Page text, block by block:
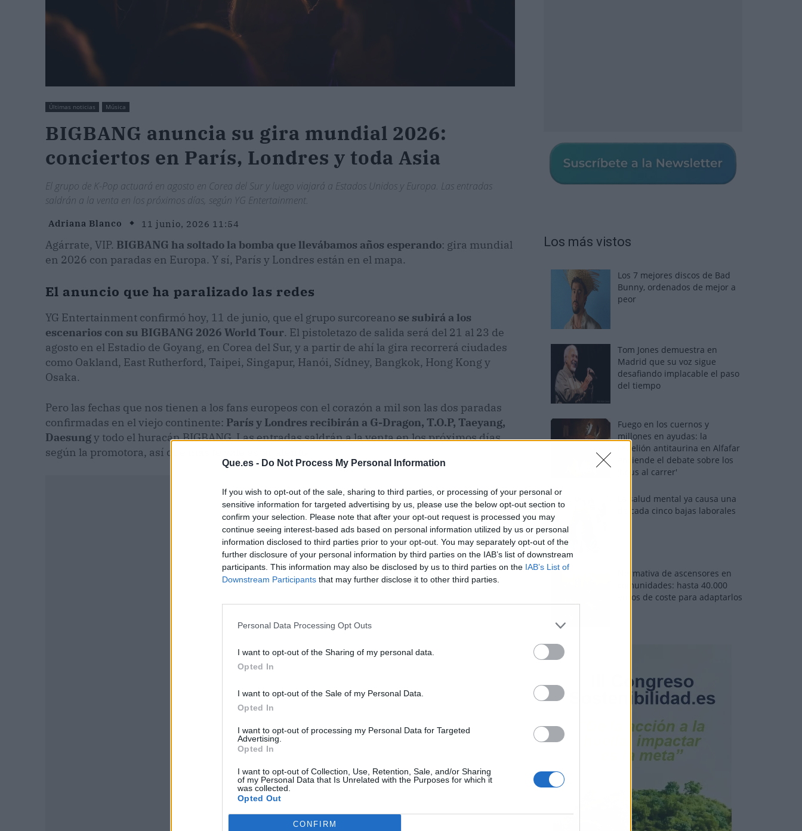
Que.es - Do Not Process My Personal Information
If you wish to opt-out of the sale, sharing to third parties, or processing of your personal or
sensitive information for targeted advertising by us, please use the below opt-out section to
confirm your selection. Please note that after your opt-out request is processed you may
continue seeing interest-based ads based on personal information utilized by us or personal
information disclosed to third parties prior to your opt-out. You may separately opt-out of the
further disclosure of your personal information by third parties on the IAB’s list of downstream
participants. This information may also be disclosed by us to third parties on the IAB’s List of
Downstream Participants that may further disclose it to other third parties.
Personal Data Processing Opt Outs
I want to opt-out of the Sharing of my personal data.
Opted In
I want to opt-out of the Sale of my Personal Data.
Opted In
I want to opt-out of processing my Personal Data for Targeted
Advertising.
Opted In
I want to opt-out of Collection, Use, Retention, Sale, and/or Sharing
of my Personal Data that Is Unrelated with the Purposes for which it
was collected.
Opted Out
CONFIRM
Últimas noticias Música
BIGBANG anuncia su gira mundial 2026:
conciertos en París, Londres y toda Asia
El grupo de K-Pop actuará en agosto en Corea del Sur y luego viajará a Estados Unidos y Europa. Las entradas
saldrán a la venta en los próximos días, según YG Entertainment.
Adriana Blanco 11 junio, 2026 11:54
Agárrate, VIP. BIGBANG ha soltado la bomba que llevábamos años esperando: gira mundial
en 2026 con paradas en Europa. Y sí, París y Londres están en el mapa.
El anuncio que ha paralizado las redes
YG Entertainment confirmó hoy, 11 de junio, que el grupo surcoreano se subirá a los
escenarios con su BIGBANG 2026 World Tour. El pistoletazo de salida será del 21 al 23 de
agosto en el Estadio de Goyang, en Corea del Sur, y a partir de ahí la gira recorrerá ciudades
como Oakland, East Rutherford, Taipei, Singapur, Hanói, Sídney, Bangkok, Hong Kong y
Osaka.
Pero las fechas que nos tienen a los fans europeos con el corazón a mil son las dos paradas
confirmadas en el viejo continente: París y Londres recibirán a G-Dragon, T.O.P, Taeyang,
Daesungy todo el huracán BIGBANG. Las entradas saldrán a la venta en los próximos días,
según la promotora, así que más te vale estar atento.
Publicidad
Los más vistos
Los 7 mejores discos de Bad
Bunny, ordenados de mejor a
peor
Tom Jones demuestra en
Madrid que su voz sigue
desafiando implacable el paso
del tiempo
Fuego en los cuernos y
millones en ayudas: la
rebelión antitaurina en Alfafar
enciende el debate sobre los
'bous al carrer'
La salud mental ya causa una
de cada cinco bajas laborales
Normativa de ascensores en
comunidades: hasta 40.000
euros de coste para adaptarlos